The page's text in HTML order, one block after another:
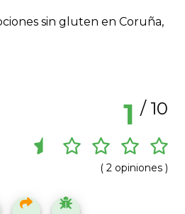
sin gluten en Coruña,
1 / 10
( 2 opiniones )